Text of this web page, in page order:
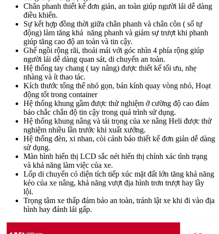
Chân phanh thiết kế đơn giản, an toàn giúp người lái dễ dàng
điều khiển.
Sự kết hợp đồng thời giữa chân phanh và chân côn ( số tự
động) làm tăng khả năng phanh và giảm sự trượt khi phanh
giúp tăng cao độ an toàn và tin cậy.
Ghế ngồi rộng rãi, thoải mái với góc nhìn 4 phía rộng giúp
người lái dễ dàng quan sát, di chuyển an toàn.
Hệ thống tay chang ( tay nâng) được thiết kế tối ưu, nhẹ
nhàng và ít thao tác.
Kích thước tổng thể nhỏ gọn, bán kính quay vòng nhỏ, Hoạt
động tốt trong container
Hệ thống khung gầm được thử nghiệm ở cường độ cao đảm
bảo chắc chắn độ tin cậy trong quá trình sử dụng.
Hệ thống khung nâng và tải trọng của xe nâng Heli được thử
nghiệm nhiều lần trước khi xuất xưởng.
Hệ thống đèn, xi nhan, còi cảnh báo thiết kế đơn giản dễ dàng
sử dụng.
Màn hình hiển thị LCD sắc nét hiển thị chính xác tình trạng
và khả năng làm việc của xe.
Lốp di chuyển có diện tích tiếp xúc mặt đất lớn tăng khả năng
kéo của xe nâng, khả năng vượt địa hình trơn trượt hay lầy
lội.
Trọng tâm xe thấp đảm bảo an toàn, tránh lật xe khi đi vào địa
hình hay đánh lái gấp.